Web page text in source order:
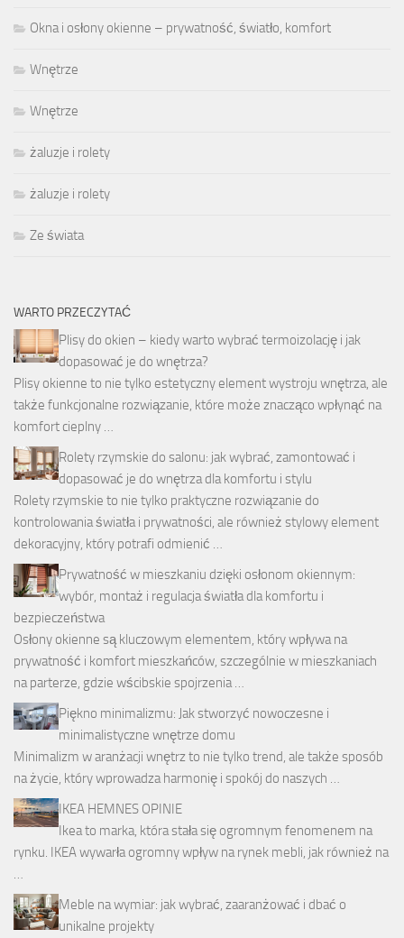
Okna i osłony okienne – prywatność, światło, komfort
Wnętrze
Wnętrze
żaluzje i rolety
żaluzje i rolety
Ze świata
WARTO PRZECZYTAĆ
Plisy do okien – kiedy warto wybrać termoizolację i jak
dopasować je do wnętrza?
Plisy okienne to nie tylko estetyczny element wystroju wnętrza, ale
także funkcjonalne rozwiązanie, które może znacząco wpłynąć na
komfort cieplny …
Rolety rzymskie do salonu: jak wybrać, zamontować i
dopasować je do wnętrza dla komfortu i stylu
Rolety rzymskie to nie tylko praktyczne rozwiązanie do
kontrolowania światła i prywatności, ale również stylowy element
dekoracyjny, który potrafi odmienić …
Prywatność w mieszkaniu dzięki osłonom okiennym:
wybór, montaż i regulacja światła dla komfortu i
bezpieczeństwa
Osłony okienne są kluczowym elementem, który wpływa na
prywatność i komfort mieszkańców, szczególnie w mieszkaniach
na parterze, gdzie wścibskie spojrzenia …
Piękno minimalizmu: Jak stworzyć nowoczesne i
minimalistyczne wnętrze domu
Minimalizm w aranżacji wnętrz to nie tylko trend, ale także sposób
na życie, który wprowadza harmonię i spokój do naszych …
IKEA HEMNES OPINIE
Ikea to marka, która stała się ogromnym fenomenem na
rynku. IKEA wywarła ogromny wpływ na rynek mebli, jak również na
…
Meble na wymiar: jak wybrać, zaaranżować i dbać o
unikalne projekty